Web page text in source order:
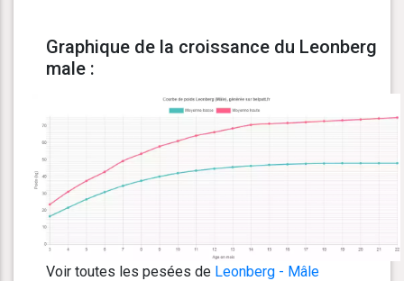
Graphique de la croissance du Leonberg
male :
Voir toutes les pesées de Leonberg - Mâle